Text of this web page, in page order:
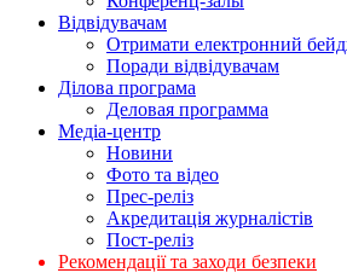
Відвідувачам
Отримати електронний
Поради відвідувачам
Ділова програма
Деловая программа
Медіа-центр
Новини
Фото та відео
Прес-реліз
Акредитація журналістів
Пост-реліз
Рекомендації та заходи безпеки